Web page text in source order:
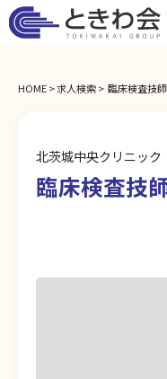
HOME 求人検索 臨床検査技師
北茨城中央クリニック
臨床検査技